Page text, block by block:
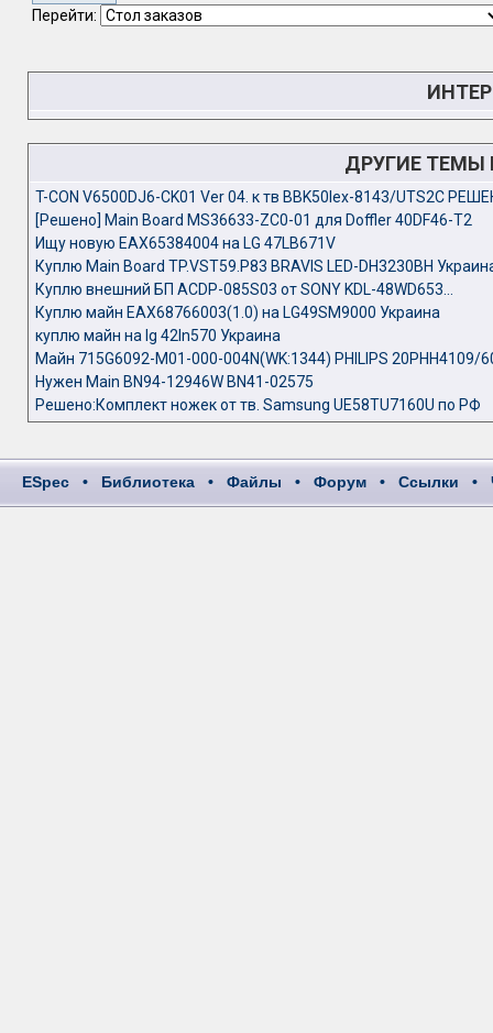
Перейти:
ДРУГИЕ ТЕМЫ
T-CON V6500DJ6-CK01 Ver 04. к тв BBK50lex-8143/UTS2C
[Решено] Main Board MS36633-ZC0-01 для Doffler 40DF46-T2
Ищу новую EAX65384004 на LG 47LB671V
Куплю Main Board TP.VST59.P83 BRAVIS LED-DH3230BH
Куплю внешний БП ACDP-085S03 от SONY KDL-48WD653...
Куплю майн EAX68766003(1.0) на LG49SM9000 Украина
куплю майн на lg 42ln570 Украина
Майн 715G6092-M01-000-004N(WK:1344) PHILIPS 20PHH4109/
Нужен Main BN94-12946W BN41-02575
Решено:Комплект ножек от тв. Samsung UE58ТU7160U по РФ
ESpec • Библиотека • Файлы • Форум • Ссылки •